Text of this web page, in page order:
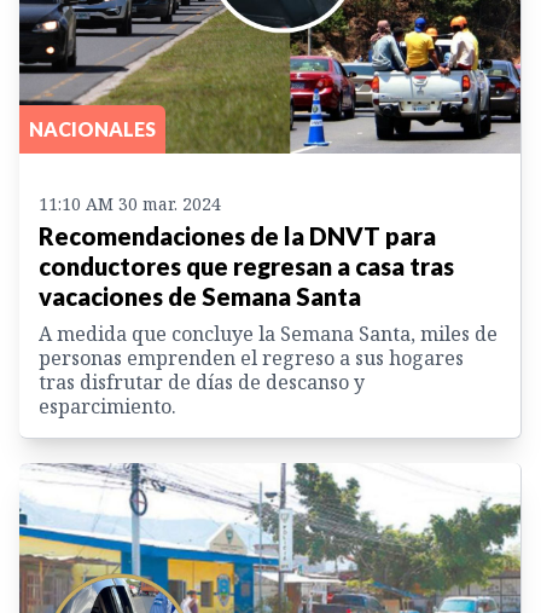
NACIONALES
11:10 AM 30 mar. 2024
Recomendaciones de la DNVT para
conductores que regresan a casa tras
vacaciones de Semana Santa
A medida que concluye la Semana Santa, miles de
personas emprenden el regreso a sus hogares
tras disfrutar de días de descanso y
esparcimiento.